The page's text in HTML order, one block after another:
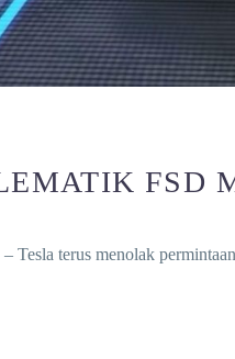
FSD
terus menolak